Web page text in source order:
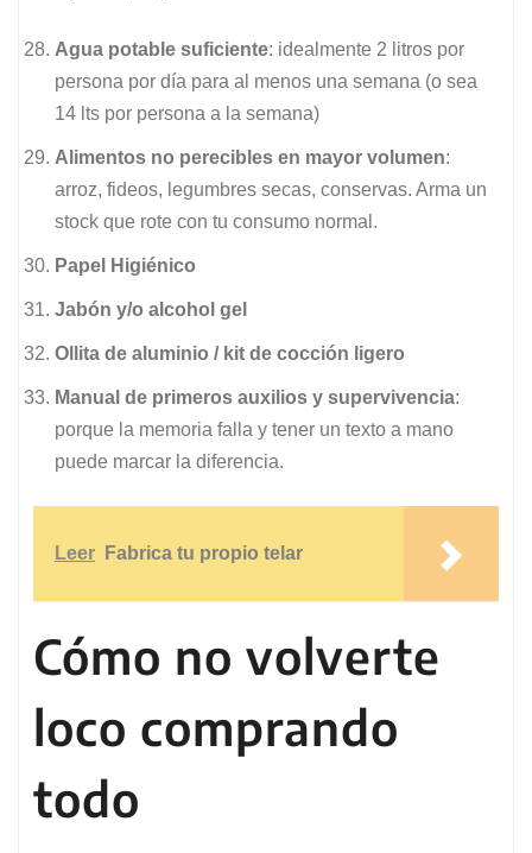
Agua potable suficiente: idealmente 2 litros por
persona por día para al menos una semana (o sea
14 lts por persona a la semana)
Alimentos no perecibles en mayor volumen:
arroz, fideos, legumbres secas, conservas. Arma un
stock que rote con tu consumo normal.
Papel Higiénico
Jabón y/o alcohol gel
Ollita de aluminio / kit de cocción ligero
Manual de primeros auxilios y supervivencia:
porque la memoria falla y tener un texto a mano
puede marcar la diferencia.
Leer Fabrica tu propio telar
Cómo no volverte
loco comprando
todo